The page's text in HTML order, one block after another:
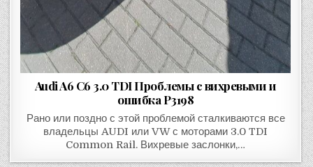
Audi A6 C6 3.0 TDI Проблемы с вихревыми и
ошибка P3198
Рано или поздно с этой проблемой сталкиваются все
владельцы AUDI или VW с моторами 3.0 TDI
Common Rail. Вихревые заслонки,…